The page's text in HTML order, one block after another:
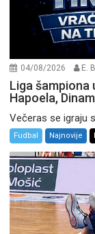
04/08/2026 E.
Liga
Hapoela,
Večeras se igraju
Fudbal Najnovije